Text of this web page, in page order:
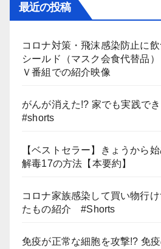
最近の投稿
コロナ対策・飛沫感染防止に
シールド（マスク会食代替品
Ｖ番組での紹介映像
がんが消えた!? 家でも実践で
#shorts
【ベストセラー】きょうから
解毒17の方法【本要約】
コロナ家族感染して買い物行
たもの紹介 #Shorts
免疫が正常な細胞を攻撃!? 免